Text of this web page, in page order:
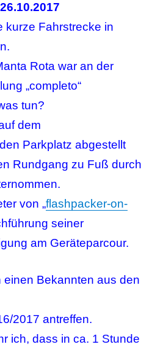
kurze Fahrstrecke in
Rota war an der
„completo“
tun?
dem
Parkplatz abgestellt
Rundgang zu Fuß durch
von „flashpacker-on-
seiner
am Geräteparcour.
einen Bekannten aus den
2017 antreffen.
ich, dass in ca. 1 Stunde